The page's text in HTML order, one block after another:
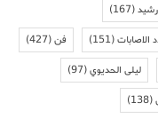
(167)
الاصابات(151) فن(427)
ليلى الحديوي(97)
(138)